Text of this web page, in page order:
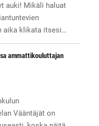
auki! Mikäli haluat
aika klikata itsesi…
ammattikouluttajan
Vääntäjät on